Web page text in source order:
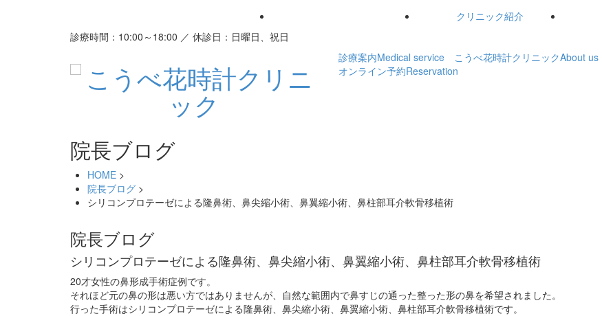
クリニック紹介
診療時間：10:00～18:00 ／ 休診日：日曜日、祝日
診療案内Medical service こうべ花時計クリニックAbout us
オンライン予約Reservation
院長ブログ
HOME >
院長ブログ >
シリコンプロテーゼによる隆鼻術、鼻尖縮小術、鼻翼縮小術、鼻柱部耳介軟骨移植術
院長ブログ
シリコンプロテーゼによる隆鼻術、鼻尖縮小術、鼻翼縮小術、鼻柱部耳介軟骨移植術
20才女性の鼻形成手術症例です。
それほど元の鼻の形は悪い方ではありませんが、自然な範囲内で鼻すじの通った整った形の鼻を希望されました。
行った手術はシリコンプロテーゼによる隆鼻術、鼻尖縮小術、鼻翼縮小術、鼻柱部耳介軟骨移植術です。